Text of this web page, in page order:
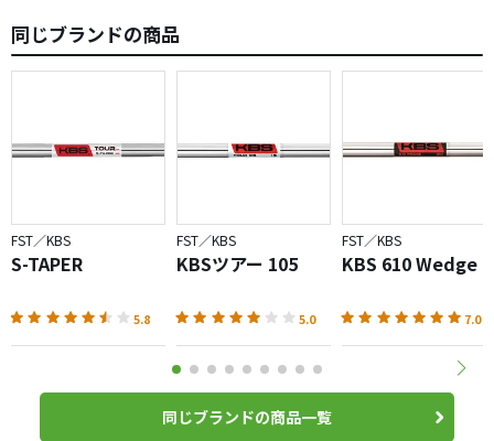
同じブランドの商品
FST／KBS
S-TAPER
5.8
FST／KBS
KBSツアー 105
5.0
FST／KBS
KBS 610 Wedge
7.0
同じブランドの商品一覧